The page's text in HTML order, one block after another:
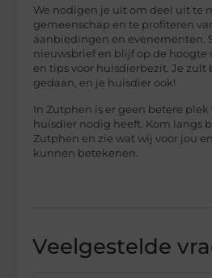
We nodigen je uit om deel uit te
gemeenschap en te profiteren
aanbiedingen en evenementen.
nieuwsbrief en blijf op de hoogte
en tips voor huisdierbezit. Je
gedaan, en je huisdier ook!
In Zutphen is er geen betere plek
huisdier nodig heeft. Kom langs
Zutphen en zie wat wij voor jou
kunnen betekenen.
Veelgestelde